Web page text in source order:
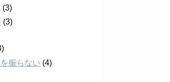
(3)
(3)
振らない (4)